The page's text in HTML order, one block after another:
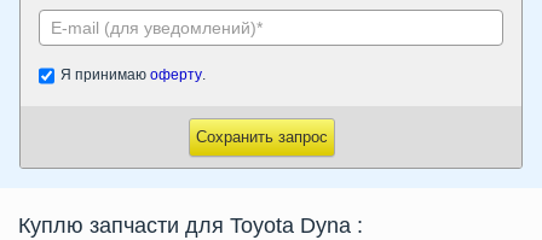
Я принимаю оферту.
Сохранить запрос
Куплю запчасти для Toyota Dyna :